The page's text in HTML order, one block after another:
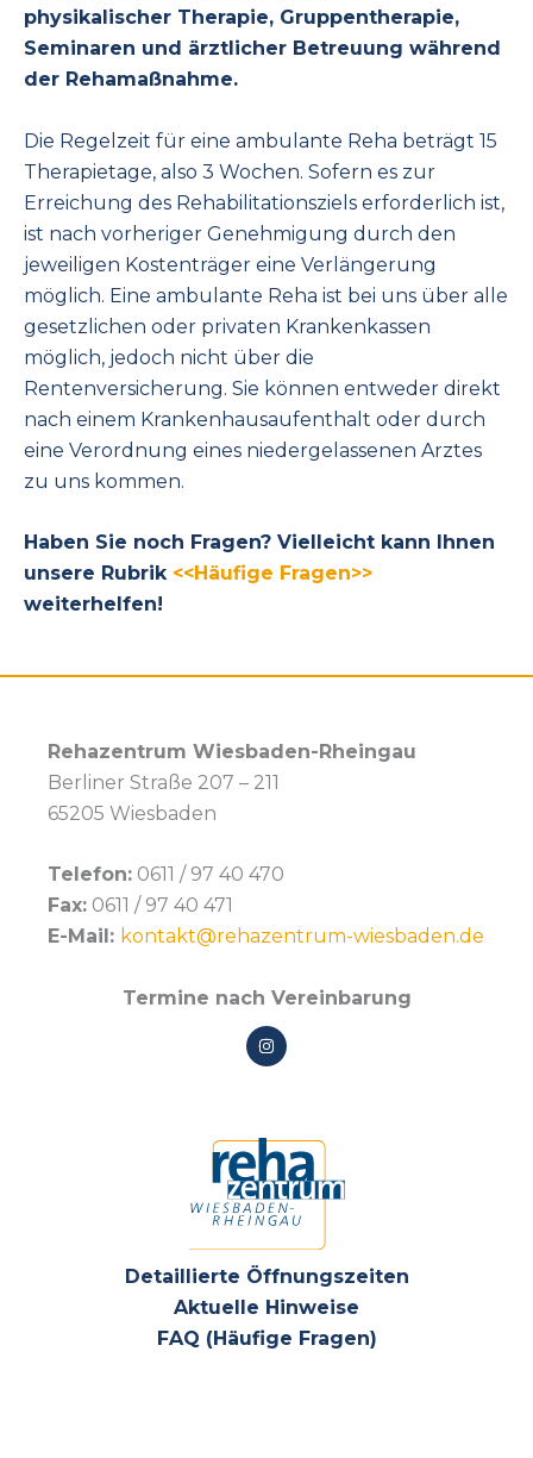
physikalischer Therapie, Gruppentherapie,
Seminaren und ärztlicher Betreuung während
der Rehamaßnahme.
Die Regelzeit für eine ambulante Reha beträgt 15
Therapietage, also 3 Wochen. Sofern es zur
Erreichung des Rehabilitationsziels erforderlich ist,
ist nach vorheriger Genehmigung durch den
jeweiligen Kostenträger eine Verlängerung
möglich. Eine ambulante Reha ist bei uns über alle
gesetzlichen oder privaten Krankenkassen
möglich, jedoch nicht über die
Rentenversicherung. Sie können entweder direkt
nach einem Krankenhausaufenthalt oder durch
eine Verordnung eines niedergelassenen Arztes
zu uns kommen.
Haben Sie noch Fragen? Vielleicht kann Ihnen
unsere Rubrik <<Häufige Fragen>>
weiterhelfen!
Rehazentrum Wiesbaden-Rheingau
Berliner Straße 207 – 211
65205 Wiesbaden
Telefon: 0611 / 97 40 470
Fax: 0611 / 97 40 471
E-Mail: kontakt@rehazentrum-wiesbaden.de
Termine nach Vereinbarung
Detaillierte Öffnungszeiten
Aktuelle Hinweise
FAQ (Häufige Fragen)